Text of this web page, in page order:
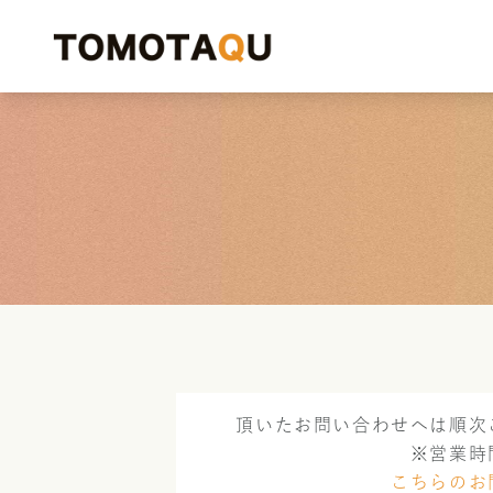
頂いたお問い合わせへは順
※営業時
こちらの